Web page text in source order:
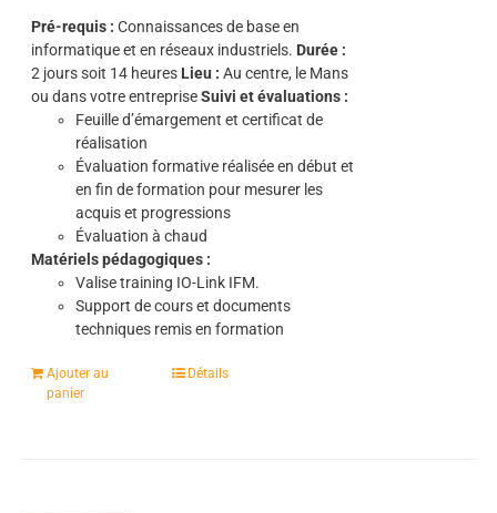
Pré-requis : Connaissances de base en
informatique et en réseaux industriels. Durée :
2 jours soit 14 heures Lieu : Au centre, le Mans
ou dans votre entrepriseSuivi et évaluations :
Feuille d’émargement et certificat de
réalisation
Évaluation formative réalisée en début et
en fin de formation pour mesurer les
acquis et progressions
Évaluation à chaud
Matériels pédagogiques :
Valise training IO-Link IFM.
Support de cours et documents
techniques remis en formation
Ajouter au
panier
Détails